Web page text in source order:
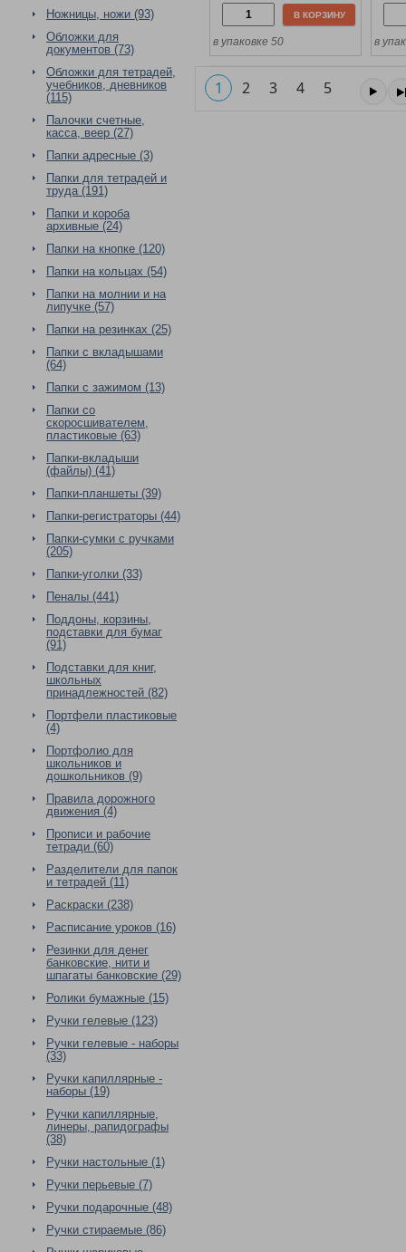
Ножницы, ножи (93)
Обложки для
документов (73)
Обложки для тетрадей,
учебников, дневников
(115)
Палочки счетные,
касса, веер (27)
Папки адресные (3)
Папки для тетрадей и
труда (191)
Папки и короба
архивные (24)
Папки на кнопке (120)
Папки на кольцах (54)
Папки на молнии и на
липучке (57)
Папки на резинках (25)
Папки с вкладышами
(64)
Папки с зажимом (13)
Папки со
скоросшивателем,
пластиковые (63)
Папки-вкладыши
(файлы) (41)
Папки-планшеты (39)
Папки-регистраторы (44)
Папки-сумки с ручками
(205)
Папки-уголки (33)
Пеналы (441)
Поддоны, корзины,
подставки для бумаг
(91)
Подставки для книг,
школьных
принадлежностей (82)
Портфели пластиковые
(4)
Портфолио для
школьников и
дошкольников (9)
Правила дорожного
движения (4)
Прописи и рабочие
тетради (60)
Разделители для папок
и тетрадей (11)
Раскраски (238)
Расписание уроков (16)
Резинки для денег
банковские, нити и
шпагаты банковские (29)
Ролики бумажные (15)
Ручки гелевые (123)
Ручки гелевые - наборы
(33)
Ручки капиллярные -
наборы (19)
Ручки капиллярные,
линеры, рапидографы
(38)
Ручки настольные (1)
Ручки перьевые (7)
Ручки подарочные (48)
Ручки стираемые (86)
В КОРЗИНУ
в упаковке 50 в
1 2 3 4 5